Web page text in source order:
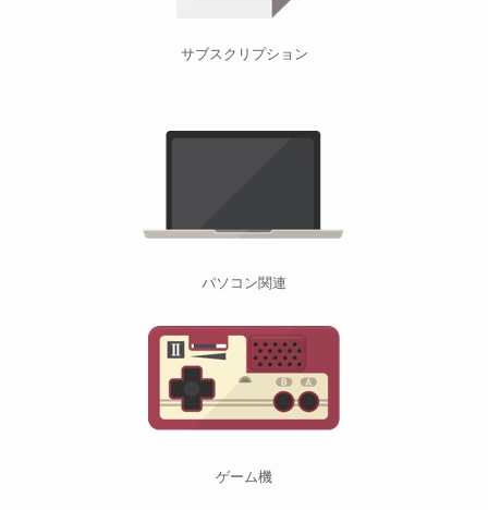
サブスクリプション
パソコン関連
ゲーム機